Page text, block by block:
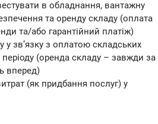
в обладнання, вантажну
та оренду складу (оплата
та/або гарантійний платіж)
зв’язку з оплатою складських
періоду (оренда складу – завжди за
вперед)
(як придбання послуг) у